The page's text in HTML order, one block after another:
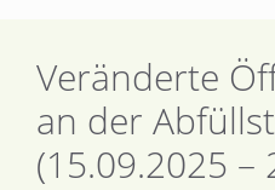
Veränderte
an der
(15.09.2025 –